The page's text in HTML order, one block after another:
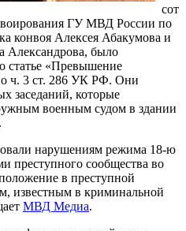
сот
ГУ МВД России по
конвоя Алексея Абакумова и
Александрова, было
статье «Превышение
ч. 3 ст. 286 УК РФ. Они
заседаний, которые
военным судом в здании
нарушениям режима 18-ю
преступного сообщества во
в преступной
известным в криминальной
МВД Медиа.